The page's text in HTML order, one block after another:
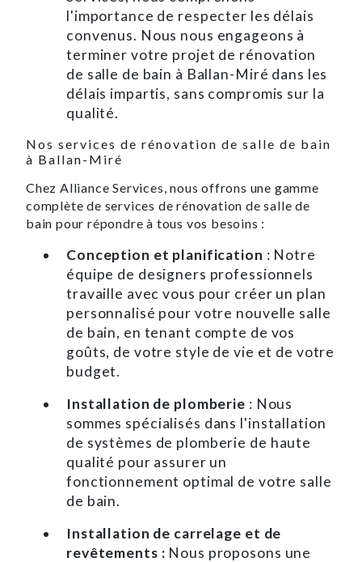
l'importance de respecter les délais
convenus. Nous nous engageons à
terminer votre projet de rénovation
de salle de bain à Ballan-Miré dans les
délais impartis, sans compromis sur la
qualité.
Nos services de rénovation de salle de bain
à Ballan-Miré
Chez Alliance Services, nous offrons une gamme
complète de services de rénovation de salle de
bain pour répondre à tous vos besoins :
Conception et planification : Notre
équipe de designers professionnels
travaille avec vous pour créer un plan
personnalisé pour votre nouvelle salle
de bain, en tenant compte de vos
goûts, de votre style de vie et de votre
budget.
Installation de plomberie : Nous
sommes spécialisés dans l'installation
de systèmes de plomberie de haute
qualité pour assurer un
fonctionnement optimal de votre salle
de bain.
Installation de carrelage et de
revêtements : Nous proposons une